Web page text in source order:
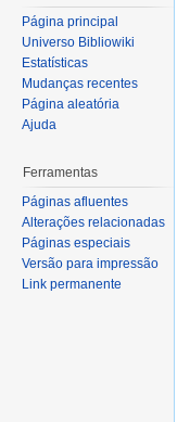
Página principal
Universo Bibliowiki
Estatísticas
Mudanças recentes
Página aleatória
Ajuda
Ferramentas
Páginas afluentes
Alterações relacionadas
Páginas especiais
Versão para impressão
Link permanente